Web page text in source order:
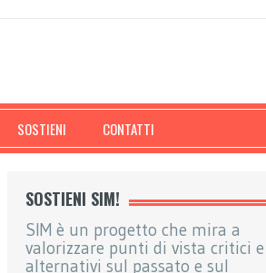
SOSTIENI CONTATTI
SOSTIENI SIM!
SIM è un progetto che mira a
valorizzare punti di vista critici e
alternativi sul passato e sul